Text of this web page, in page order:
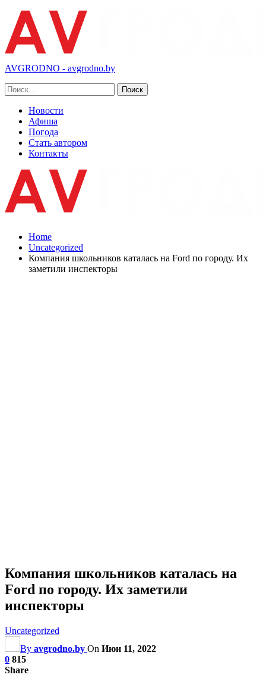
AVGRODNO - avgrodno.by
Новости
Афиша
Погода
Стать автором
Контакты
Home
Uncategorized
Компания школьников каталась на Ford по городу. Их
заметили инспекторы
Компания школьников каталась на
Ford по городу. Их заметили
инспекторы
Uncategorized
By avgrodno.by On Июн 11, 2022
0 815
Share